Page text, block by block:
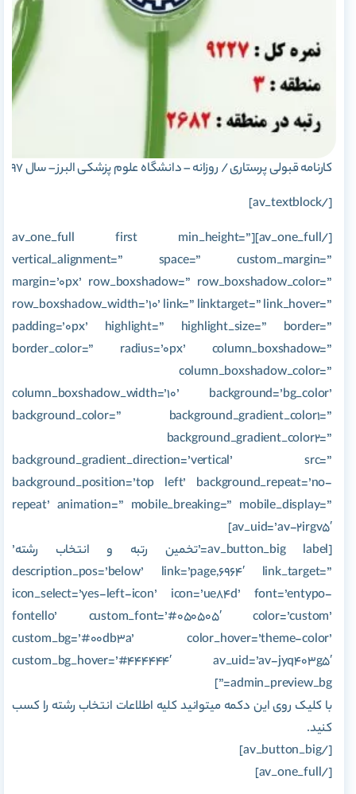
کارنامه قبولی پرستاری / روزانه – دانشگاه علوم پزشکی البرز – سال ۹۷
[/av_textblock]
[/av_one_full][av_one_full first min_height=”
vertical_alignment=” space=” custom_margin=”
margin=’0px’ row_boxshadow=” row_boxshadow_color=”
row_boxshadow_width=’10’ link=” linktarget=” link_hover=”
padding=’0px’ highlight=” highlight_size=” border=”
border_color=” radius=’0px’ column_boxshadow=”
column_boxshadow_color=”
column_boxshadow_width=’10’ background=’bg_color’
background_color=” background_gradient_color1=”
background_gradient_color2=”
background_gradient_direction=’vertical’ src=”
background_position=’top left’ background_repeat=’no-
repeat’ animation=” mobile_breaking=” mobile_display=”
av_uid=’av-2irgv5′]
[av_button_big label=’تخمین رتبه و انتخاب رشته’
description_pos=’below’ link=’page,6964′ link_target=”
icon_select=’yes-left-icon’ icon=’ue84d’ font=’entypo-
fontello’ custom_font=’#050505′ color=’custom’
custom_bg=’#00db3a’ color_hover=’theme-color’
custom_bg_hover=’#444444′ av_uid=’av-jyq403g5′
admin_preview_bg=”]
با کلیک روی این دکمه میتوانید کلیه اطلاعات انتخاب رشته را کسب
کنید.
[/av_button_big]
[/av_one_full]